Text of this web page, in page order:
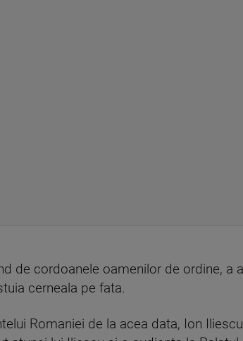
de cordoanele oamenilor de ordine, a
cerneala pe fata.
Romaniei de la acea data, Ion